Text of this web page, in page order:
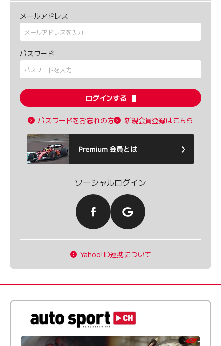
メールアドレス
パスワード
ログインする
パスワードをお忘れの方 新規会員登録はこちら
ソーシャルログイン
Yahoo!ID連携について